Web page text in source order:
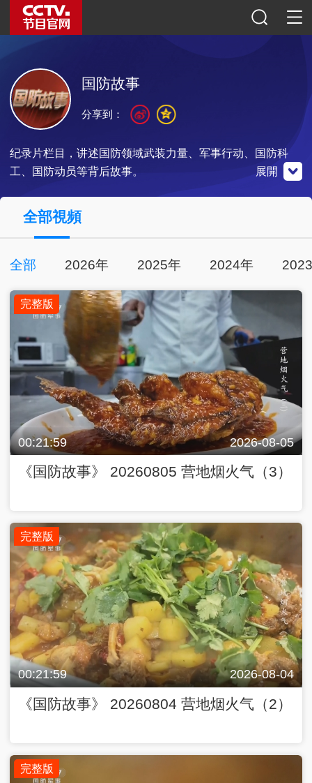
国防故事
纪录片栏目，讲述国防领域武装力量、军事行动、国防科
工、国防动员等背后故事。
微博
掃一掃關注 掃一掃關注 掃一掃下載
展開
分享到：
全部視頻
全部 2026年 2025年 2024年
完整版
00:21:59 2026-08-05
《国防故事》 20260805 营地烟火气（3）
完整版
00:21:59 2026-08-04
《国防故事》 20260804 营地烟火气（2）
完整版